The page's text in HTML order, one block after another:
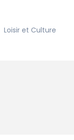
Loisir et Culture